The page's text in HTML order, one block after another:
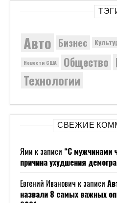
Авто Бизнес
Новости США Общество
Технологии
СВЕЖИЕ
Ями к записи “С мужчинами
причина ухудшения
Евгений Иванович к записи
назвали 8 самых важных